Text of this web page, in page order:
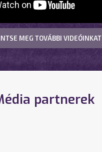
MEG TOVÁBBI VIDEÓINKAT
partnerek